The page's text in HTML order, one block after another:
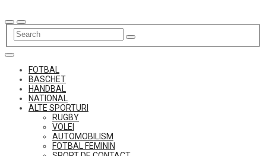
to
content
FOTBAL
BASCHET
HANDBAL
NATIONAL
ALTE SPORTURI
RUGBY
VOLEI
AUTOMOBILISM
FOTBAL FEMININ